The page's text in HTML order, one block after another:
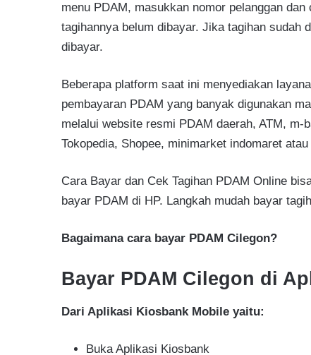
menu PDAM, masukkan nomor pelanggan
tagihannya belum dibayar. Jika tagihan sudah
dibayar.
Beberapa platform saat ini menyediakan
pembayaran PDAM yang banyak digunakan
melalui website resmi PDAM daerah, ATM,
Tokopedia, Shopee, minimarket indomaret
Cara Bayar dan Cek Tagihan PDAM Online
bayar PDAM di HP. Langkah mudah bayar
Bagaimana cara bayar PDAM Cilegon?
Bayar PDAM Cilegon di
Dari Aplikasi Kiosbank Mobile yaitu:
Buka Aplikasi Kiosbank